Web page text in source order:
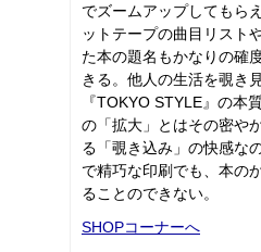
でズームアップしてもら
ットテープの曲目リスト
た本の題名もかなりの確
きる。他人の生活を覗き
『TOKYO STYLE』の本
の「拡大」とはその密や
る「覗き込み」の快感
で精巧な印刷でも、本の
ることのできない。
SHOPコーナーへ